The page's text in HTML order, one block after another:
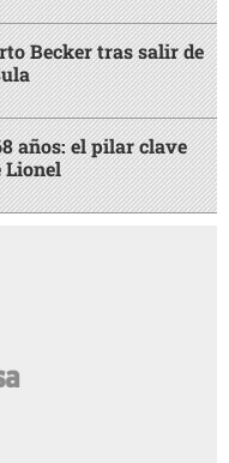
Becker tras salir de
años: el pilar clave
Lionel